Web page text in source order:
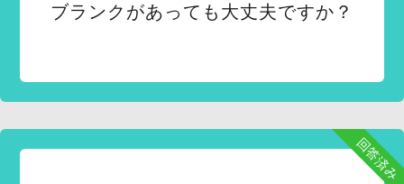
ブランクがあっても大丈夫ですか？
回答済み